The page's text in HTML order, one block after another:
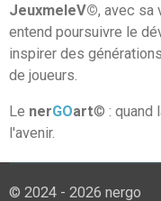
JeuxmeleV©, avec sa
entend poursuivre le
inspirer des
de joueurs.
Le nerGOart© : quand
l'avenir.
© 2024 - 2026 nergo